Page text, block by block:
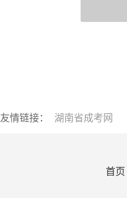
友情链接： 湖南省成考网
首页